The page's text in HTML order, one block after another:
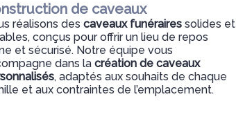
de caveaux
réalisons des caveaux funéraires solides et
conçus pour offrir un lieu de repos
et sécurisé. Notre équipe vous
dans la création de caveaux
, adaptés aux souhaits de chaque
et aux contraintes de l’emplacement.